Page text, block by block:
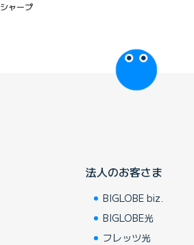
シャープ
びっぷるのページ
法人のお客さま
BIGLOBE biz.
BIGLOBE光
フレッツ光